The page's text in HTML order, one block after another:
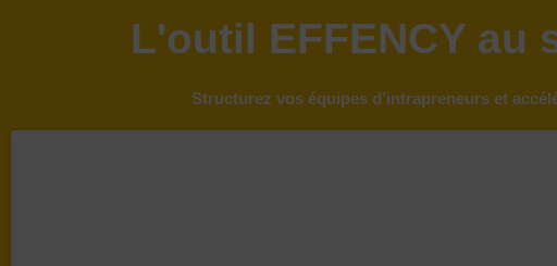
L'outil EFFENCY
Structurez vos équipes d’intrapreneurs et